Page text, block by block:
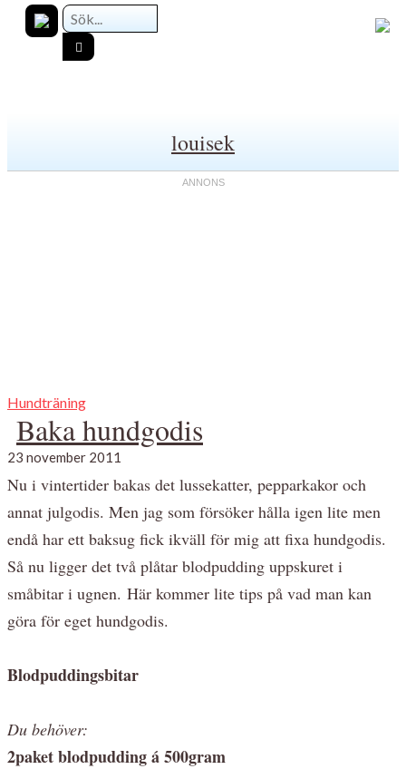
louisek
Hundträning
Baka hundgodis
23 november 2011
Nu i vintertider bakas det lussekatter, pepparkakor och
annat julgodis. Men jag som försöker hålla igen lite men
endå har ett baksug fick ikväll för mig att fixa hundgodis.
Så nu ligger det två plåtar blodpudding uppskuret i
småbitar i ugnen. Här kommer lite tips på vad man kan
göra för eget hundgodis.
Blodpuddingsbitar
Du behöver:
2paket blodpudding á 500gram